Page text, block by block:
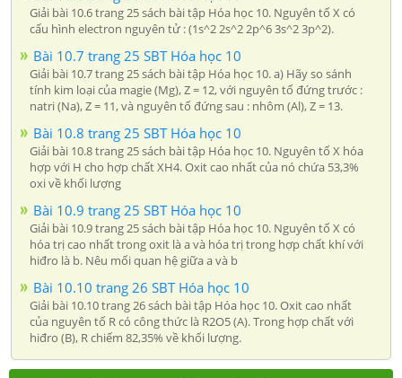
Giải bài 10.6 trang 25 sách bài tập Hóa học 10. Nguyên tố X có
cấu hình electron nguyên tử : (1s^2 2s^2 2p^6 3s^2 3p^2).
Bài 10.7 trang 25 SBT Hóa học 10
Giải bài 10.7 trang 25 sách bài tập Hóa học 10. a) Hãy so sánh
tính kim loại của magie (Mg), Z = 12, với nguyên tố đứng trước :
natri (Na), Z = 11, và nguyên tố đứng sau : nhôm (Al), Z = 13.
Bài 10.8 trang 25 SBT Hóa học 10
Giải bài 10.8 trang 25 sách bài tập Hóa học 10. Nguyên tố X hóa
hợp với H cho hợp chất XH4. Oxit cao nhất của nó chứa 53,3%
oxi về khối lượng
Bài 10.9 trang 25 SBT Hóa học 10
Giải bài 10.9 trang 25 sách bài tập Hóa học 10. Nguyên tố X có
hóa trị cao nhất trong oxit là a và hóa trị trong hợp chất khí với
hiđro là b. Nêu mối quan hệ giữa a và b
Bài 10.10 trang 26 SBT Hóa học 10
Giải bài 10.10 trang 26 sách bài tập Hóa học 10. Oxit cao nhất
của nguyên tố R có công thức là R2O5 (A). Trong hợp chất với
hiđro (B), R chiếm 82,35% về khối lượng.